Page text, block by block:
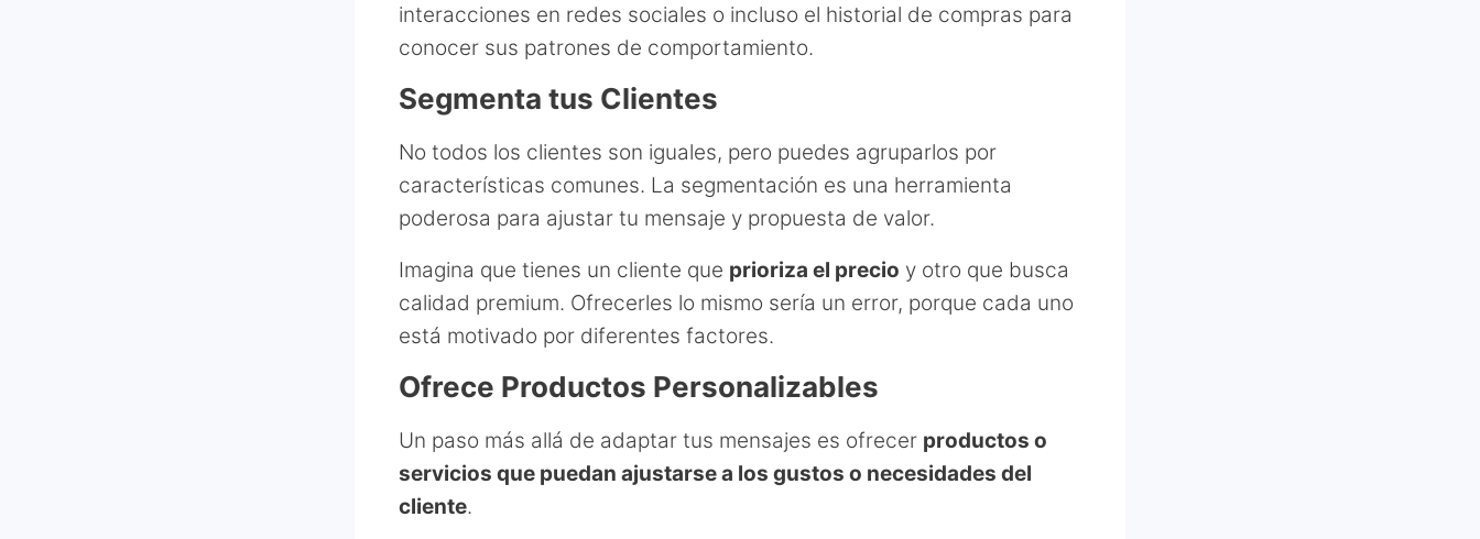
interacciones en redes sociales o incluso el historial de compras para
conocer sus patrones de comportamiento.
Segmenta tus Clientes
No todos los clientes son iguales, pero puedes agruparlos por
características comunes. La segmentación es una herramienta
poderosa para ajustar tu mensaje y propuesta de valor.
Imagina que tienes un cliente que prioriza el precio y otro que busca
calidad premium. Ofrecerles lo mismo sería un error, porque cada uno
está motivado por diferentes factores.
Ofrece Productos Personalizables
Un paso más allá de adaptar tus mensajes es ofrecer productos o
servicios que puedan ajustarse a los gustos o necesidades del
cliente.